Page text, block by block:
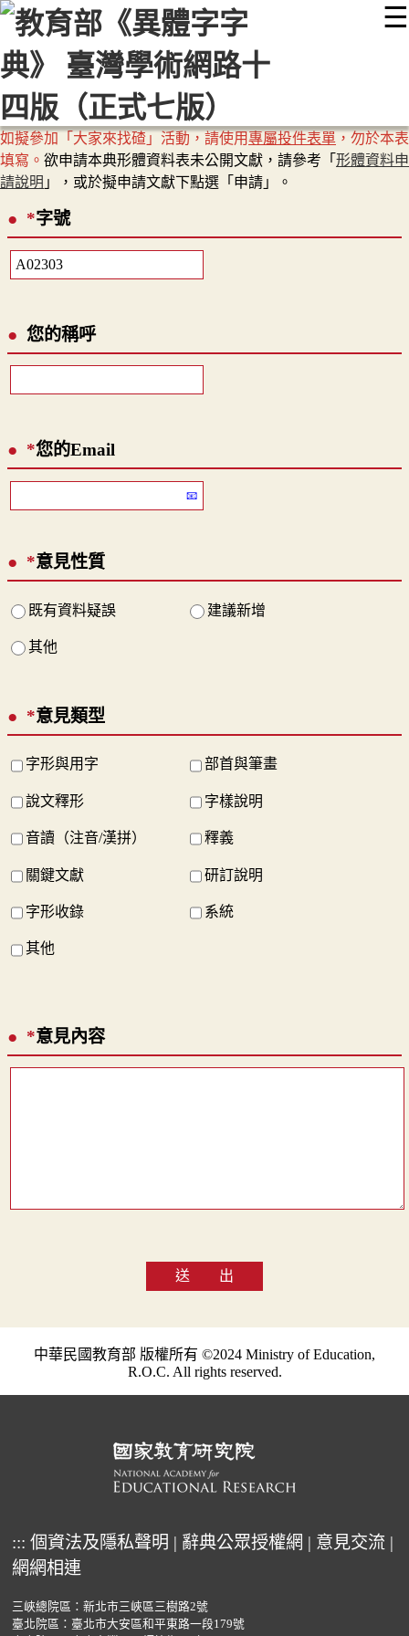
☰
::: 最新消息 常見問題 編輯說明
顯示模式
網站導覽
如擬參加「大家來找碴」活動，請使用專屬投件表單 ，勿於本表
填寫。 欲申請本典形體資料表未公開文獻，請參考「 形體資料申
請說明 」，或於擬申請文獻下點選「申請」。
*字號
您的稱呼
*您的Email
*意見性質
既有資料疑誤 建議新增
其他
*意見類型
字形與用字 部首與筆畫
說文釋形 字樣說明
音讀（注音/漢拼） 釋義
關鍵文獻 研訂說明
字形收錄 系統
其他
*意見內容
送 出
中華民國教育部 版權所有 ©2024 Ministry of Education,
R.O.C. All rights reserved.
::: 個資法及隱私聲明 | 辭典公眾授權網 | 意見交流 |
網網相連
三峽總院區：新北市三峽區三樹路2號
臺北院區：臺北市大安區和平東路一段179號